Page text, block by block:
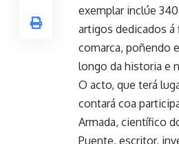
exemplar inclúe
artigos dedicados á
comarca, poñendo
longo da historia e
O acto, que terá
contará coa
Armada, científico
Puente, escritor,